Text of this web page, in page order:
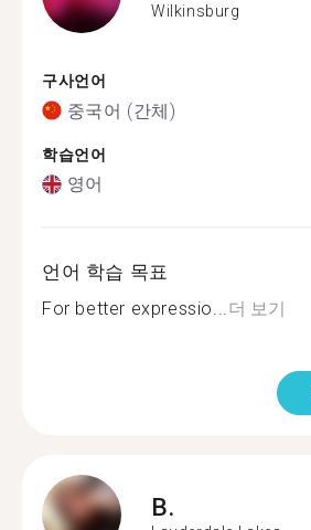
Wilkinsburg
구사언어
중국어 (간체)
학습언어
영어
언어 학습 목표
For better expressio...더 보기
B.